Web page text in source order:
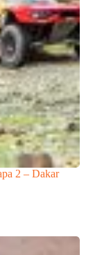
2 – Dakar